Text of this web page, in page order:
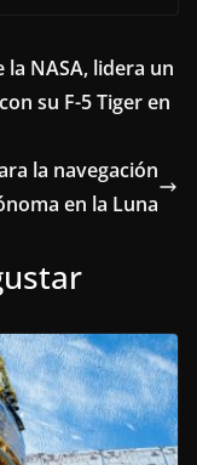
NASA, lidera un
su F-5 Tiger en
la navegación
en la Luna